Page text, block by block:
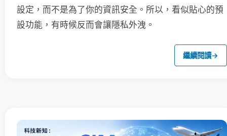
設定，而不是為了你的資訊安全。所以，看似貼心的預
設功能，有時候反而會讓隱私外洩。
繼續閱讀→